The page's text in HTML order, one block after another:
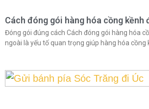
Cách đóng gói hàng hóa cồng kềnh
Đóng gói đúng cách Cách đóng gói hàng hóa
ngoài là yếu tố quan trọng giúp hàng hóa cồng